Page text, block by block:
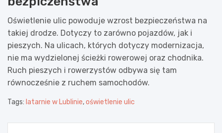
Oświetlenie ulic powoduje wzrost bezpieczeństwa na
takiej drodze. Dotyczy to zarówno pojazdów, jak i
pieszych. Na ulicach, których dotyczy modernizacja,
nie ma wydzielonej ścieżki rowerowej oraz chodnika.
Ruch pieszych i rowerzystów odbywa się tam
równocześnie z ruchem samochodów.
Tags: latarnie w Lublinie,oświetlenie ulic